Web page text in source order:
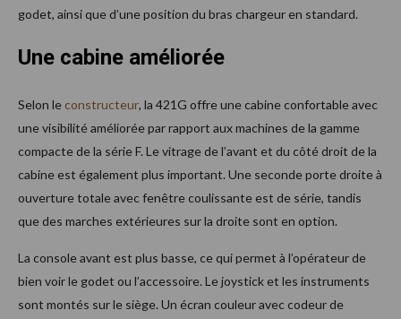
godet, ainsi que d’une position du bras chargeur en standard.
Une cabine améliorée
Selon leconstructeur, la 421G offre une cabine confortable avec
une visibilité améliorée par rapport aux machines de la gamme
compacte de la série F. Le vitrage de l’avant et du côté droit de la
cabine est également plus important. Une seconde porte droite à
ouverture totale avec fenêtre coulissante est de série, tandis
que des marches extérieures sur la droite sont en option.
La console avant est plus basse, ce qui permet à l’opérateur de
bien voir le godet ou l’accessoire. Le joystick et les instruments
sont montés sur le siège. Un écran couleur avec codeur de